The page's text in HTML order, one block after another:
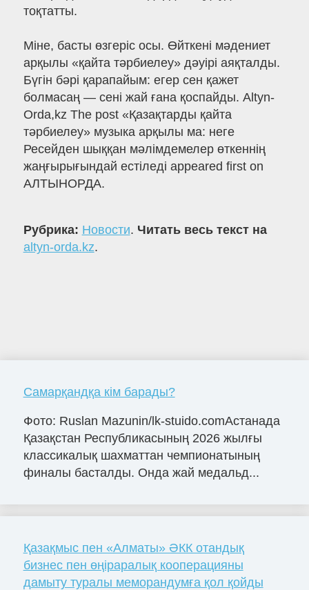
тоқтатты.
Міне, басты өзгеріс осы. Өйткені мәдениет
арқылы «қайта тәрбиелеу» дәуірі аяқталды.
Бүгін бәрі қарапайым: егер сен қажет
болмасаң — сені жай ғана қоспайды. Altyn-
Orda,kz The post «Қазақтарды қайта
тәрбиелеу» музыка арқылы ма: неге
Ресейден шыққан мәлімдемелер өткеннің
жаңғырығындай естіледі appeared first on
АЛТЫНОРДА.
Рубрика: Новости. Читать весь текст на
altyn-orda.kz.
Самарқандқа кім барады?
Фото: Ruslan Mazunin/lk-stuido.comАстанада
Қазақстан Республикасының 2026 жылғы
классикалық шахматтан чемпионатының
финалы басталды. Онда жай медальд...
Қазақмыс пен «Алматы» ӘКК отандық
бизнес пен өңіраралық кооперацияны
дамыту туралы меморандумға қол қойды